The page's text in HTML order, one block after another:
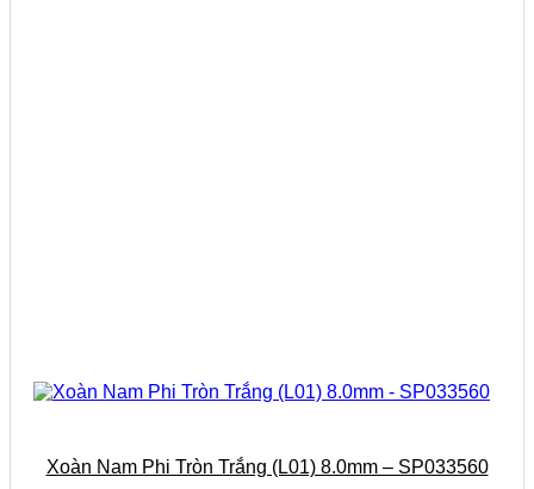
Xoàn Nam Phi Tròn Trắng (L01) 8.0mm – SP033560